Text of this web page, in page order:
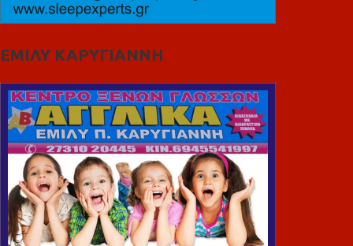
ΕΜΙΛΥ ΚΑΡΥΓΙΑΝΝΗ